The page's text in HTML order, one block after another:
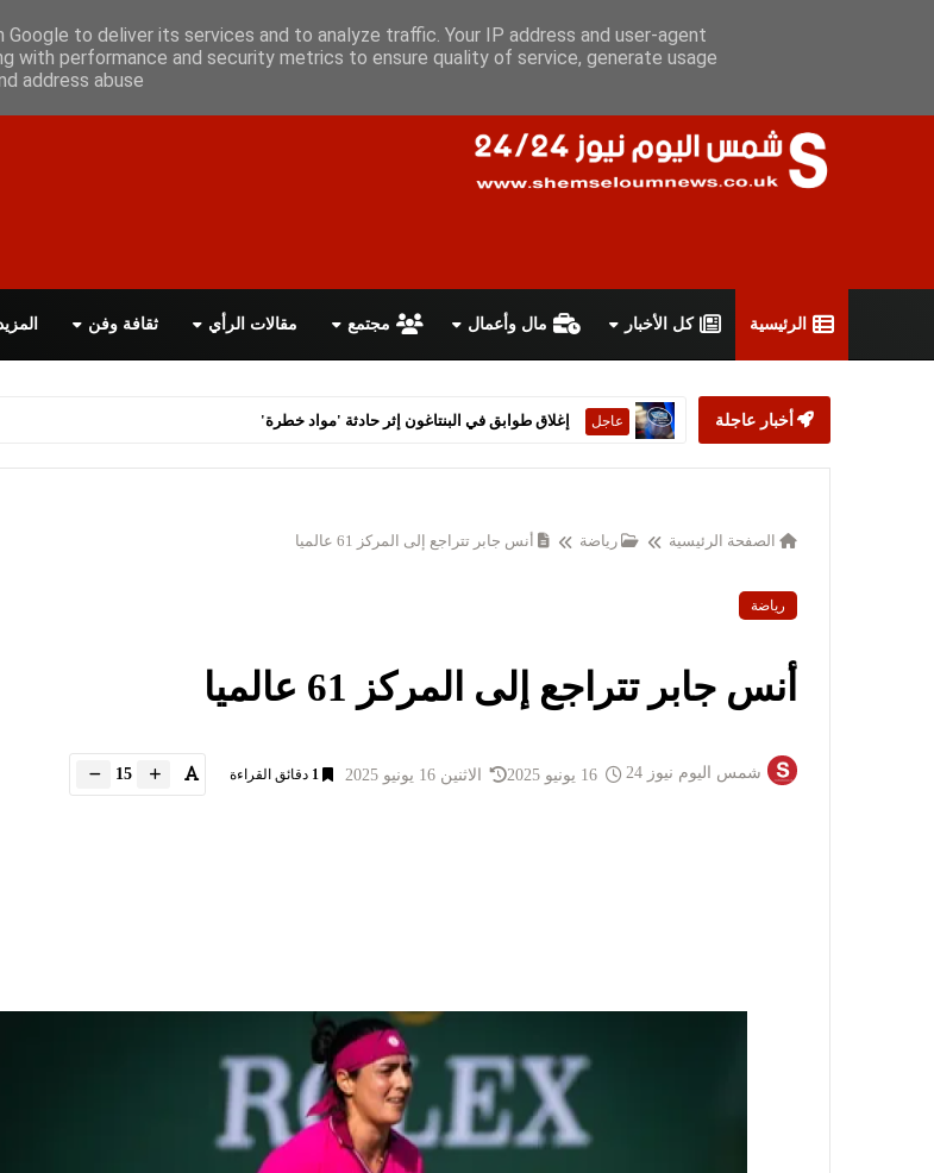
سياسة الخصوصية اتفاقية الاستخدام أعلن معانا اتصل بنا اقرأ الصحيفة PDF
الرئيسية كل الأخبار مال وأعمال مجتمع مقالات الرأي ثقافة وفن
أخبار عاجلة عاجل إغلاق طوابق في البنتاغون إثر حادثة 'مواد خطرة'
عاجل جبهة التحرير الجزائرية تتصدر الانتخابات التشريعية
الصفحة الرئيسية رياضة أنس جابر تتراجع إلى المركز 61 عالميا
رياضة
أنس جابر تتراجع إلى المركز 61 عالميا
شمس اليوم نيوز 24 الاثنين 16 يونيو 2025 1 دقائق القراءة 15
to deliver its services and to analyze traffic. Your IP address and user-agent
with performance and security metrics to ensure quality of service, generate usage
address abuse.